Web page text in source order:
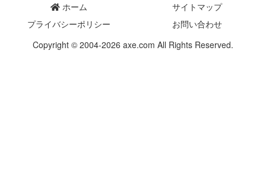
ホーム
サイトマップ
プライバシーポリシー
お問い合わせ
Copyright © 2004-2026 axe.com All Rights Reserved.